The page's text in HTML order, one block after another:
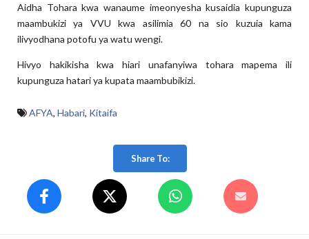
Aidha Tohara kwa wanaume imeonyesha kusaidia kupunguza
maambukizi ya VVU kwa asilimia 60 na sio kuzuia kama
ilivyodhana potofu ya watu wengi.
Hivyo hakikisha kwa hiari unafanyiwa tohara mapema ili
kupunguza hatari ya kupata maambubikizi.
AFYA, Habari, Kitaifa
Share To: